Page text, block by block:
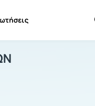
ΡΙΨΕΩΝ